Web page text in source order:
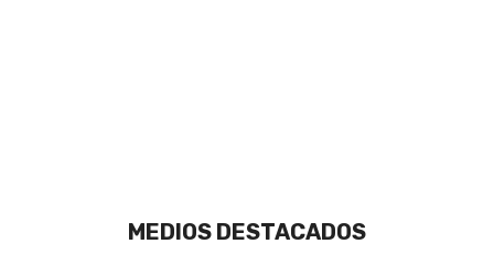
MEDIOS DESTACADOS